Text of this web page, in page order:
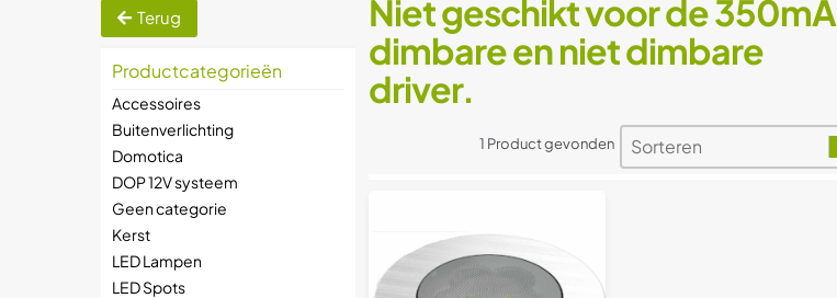
Terug
Productcategorieën
Accessoires
Buitenverlichting
Domotica
DOP 12V systeem
Geen categorie
Kerst
LED Lampen
LED Spots
Niet geschikt voor de 350mA
dimbare en niet dimbare
driver.
1 Product gevonden Sorteren
Sort content
Sort content